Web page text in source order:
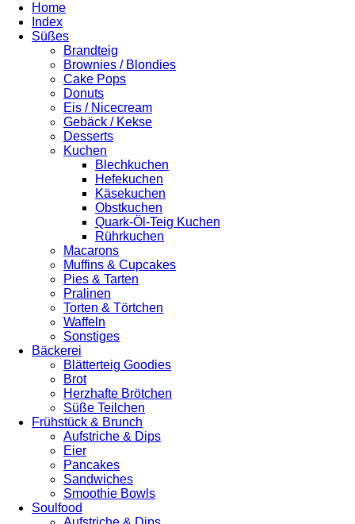
Home
Index
Süßes
Brandteig
Brownies / Blondies
Cake Pops
Donuts
Eis / Nicecream
Gebäck / Kekse
Desserts
Kuchen
Blechkuchen
Hefekuchen
Käsekuchen
Obstkuchen
Quark-Öl-Teig Kuchen
Rührkuchen
Macarons
Muffins & Cupcakes
Pies & Tarten
Pralinen
Torten & Törtchen
Waffeln
Sonstiges
Bäckerei
Blätterteig Goodies
Brot
Herzhafte Brötchen
Süße Teilchen
Frühstück & Brunch
Aufstriche & Dips
Eier
Pancakes
Sandwiches
Smoothie Bowls
Soulfood